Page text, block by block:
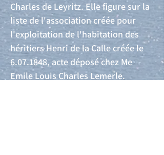
Charles de Leyritz. Elle figure sur la
liste de l'association créée pour
l'exploitation de l'habitation des
héritiers Henri de la Calle créée le
6.07.1848, acte déposé chez Me
Emile Louis Charles Lemerle.